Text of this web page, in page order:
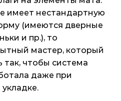
имеет нестандартную
(имеются дверные
и пр.), то
мастер, который
так, чтобы система
даже при